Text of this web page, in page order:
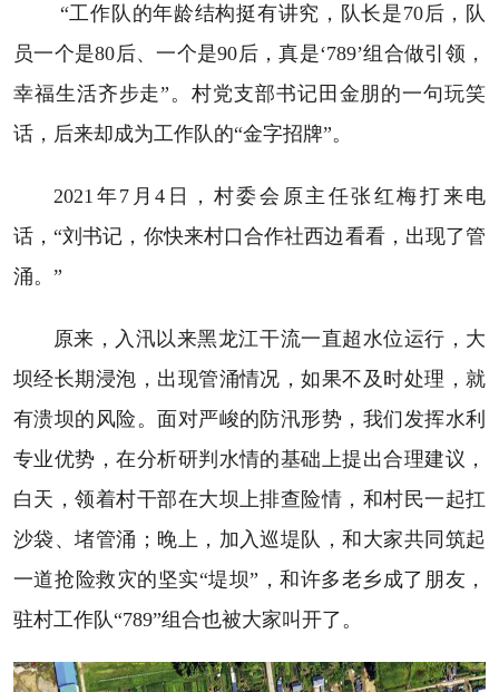
“工作队的年龄结构挺有讲究，队长是70后，队
员一个是80后、一个是90后，真是‘789’组合做引领，
幸福生活齐步走”。村党支部书记田金朋的一句玩笑
话，后来却成为工作队的“金字招牌”。
2021年7月4日，村委会原主任张红梅打来电
话，“刘书记，你快来村口合作社西边看看，出现了管
涌。”
原来，入汛以来黑龙江干流一直超水位运行，大
坝经长期浸泡，出现管涌情况，如果不及时处理，就
有溃坝的风险。面对严峻的防汛形势，我们发挥水利
专业优势，在分析研判水情的基础上提出合理建议，
白天，领着村干部在大坝上排查险情，和村民一起扛
沙袋、堵管涌；晚上，加入巡堤队，和大家共同筑起
一道抢险救灾的坚实“堤坝”，和许多老乡成了朋友，
驻村工作队“789”组合也被大家叫开了。